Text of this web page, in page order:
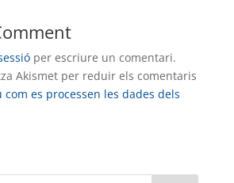
per escriure un comentari.
Akismet per reduir els comentaris
com es processen les dades dels